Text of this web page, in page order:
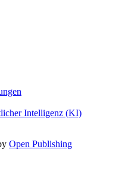
Intelligenz (KI)
Open Publishing